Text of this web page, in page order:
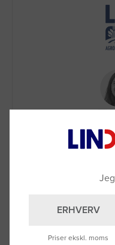
Ring
Du kan også
ERHVERV
Priser ekskl. moms